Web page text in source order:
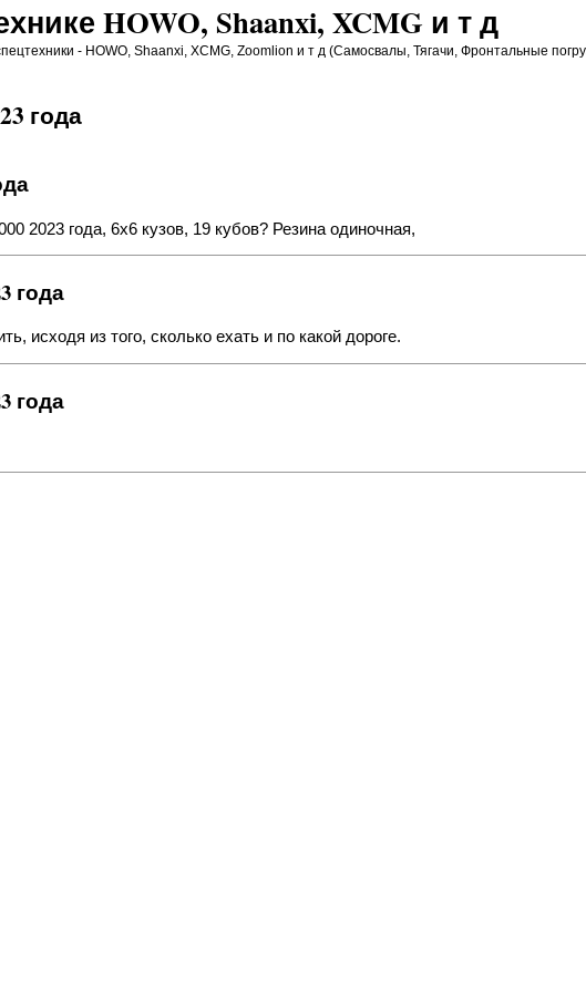
HOWO, Shaanxi, XCMG и т д
- HOWO, Shaanxi, XCMG, Zoomlion и т д (Самосвалы, Тягачи, Фронтальные
года
2023 года, 6х6 кузов, 19 кубов? Резина одиночная,
года
исходя из того, сколько ехать и по какой дороге.
года